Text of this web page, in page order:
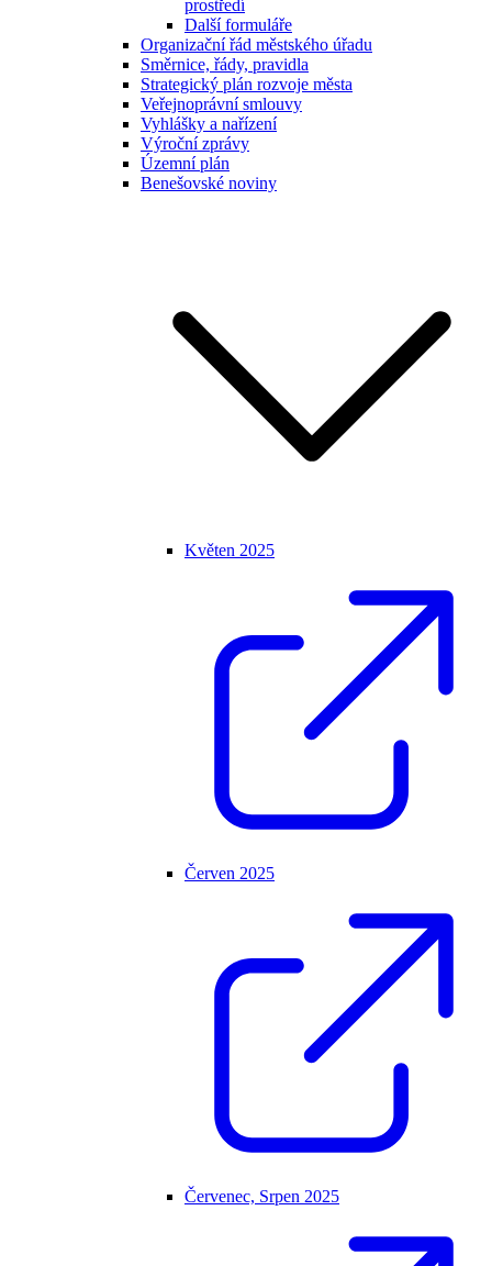
prostředí
Další formuláře
Organizační řád městského úřadu
Směrnice, řády, pravidla
Strategický plán rozvoje města
Veřejnoprávní smlouvy
Vyhlášky a nařízení
Výroční zprávy
Územní plán
Benešovské noviny
Květen 2025
Červen 2025
Červenec, Srpen 2025